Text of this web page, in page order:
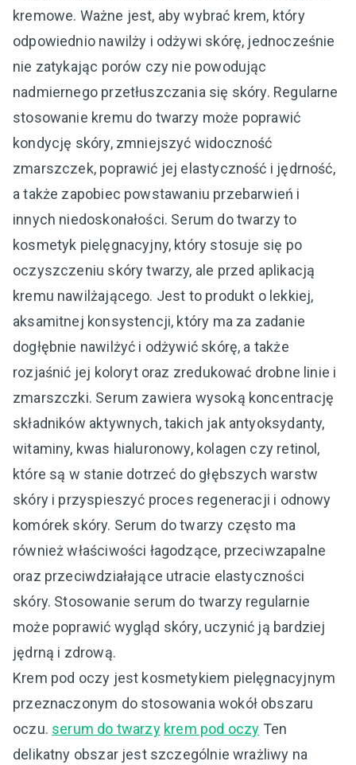
kremowe. Ważne jest, aby wybrać krem, który
odpowiednio nawilży i odżywi skórę, jednocześnie
nie zatykając porów czy nie powodując
nadmiernego przetłuszczania się skóry. Regularne
stosowanie kremu do twarzy może poprawić
kondycję skóry, zmniejszyć widoczność
zmarszczek, poprawić jej elastyczność i jędrność,
a także zapobiec powstawaniu przebarwień i
innych niedoskonałości. Serum do twarzy to
kosmetyk pielęgnacyjny, który stosuje się po
oczyszczeniu skóry twarzy, ale przed aplikacją
kremu nawilżającego. Jest to produkt o lekkiej,
aksamitnej konsystencji, który ma za zadanie
dogłębnie nawilżyć i odżywić skórę, a także
rozjaśnić jej koloryt oraz zredukować drobne linie i
zmarszczki. Serum zawiera wysoką koncentrację
składników aktywnych, takich jak antyoksydanty,
witaminy, kwas hialuronowy, kolagen czy retinol,
które są w stanie dotrzeć do głębszych warstw
skóry i przyspieszyć proces regeneracji i odnowy
komórek skóry. Serum do twarzy często ma
również właściwości łagodzące, przeciwzapalne
oraz przeciwdziałające utracie elastyczności
skóry. Stosowanie serum do twarzy regularnie
może poprawić wygląd skóry, uczynić ją bardziej
jędrną i zdrową.
Krem pod oczy jest kosmetykiem pielęgnacyjnym
przeznaczonym do stosowania wokół obszaru
oczu. serum do twarzy krem pod oczy Ten
delikatny obszar jest szczególnie wrażliwy na